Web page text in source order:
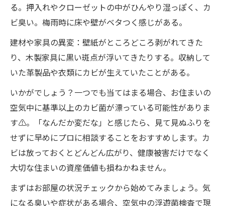
る。押入れやクローゼットの中がひんやり湿っぽく、カ
ビ臭い。梅雨時に床や壁がベタつく感じがある。
建材や家具の異変：壁紙がところどころ剥がれてきた
り、木製家具に黒い斑点が浮いてきたりする。収納して
いた革製品や衣類にカビが生えていたことがある。
いかがでしょう？一つでも当てはまる場合、お住まいの
空気中に基準以上のカビ菌が漂っている可能性がありま
す⚠️。「なんだか変だな」と感じたら、見て見ぬふりを
せずに早めにプロに相談することをおすすめします。カ
ビは放っておくとどんどん広がり、健康被害だけでなく
大切な住まいの資産価値も損ねかねません。
まずはお部屋の状況チェックから始めてみましょう。気
になる臭いや症状がある場合、空気中の浮遊菌検査で現